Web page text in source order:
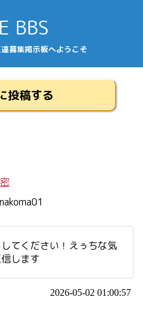
BBS
募集掲示板へようこそ
投稿する
てください！えぅちな気
します
2026-05-02 01:00:57